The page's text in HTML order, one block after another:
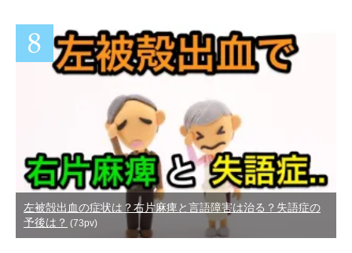
左被殻出血の症状は？右片麻痺と言語障害は治る？失語症の
予後は？ (73pv)